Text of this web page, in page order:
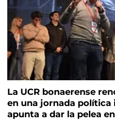
La UCR bonaerense
en una jornada política
apunta a dar la pelea